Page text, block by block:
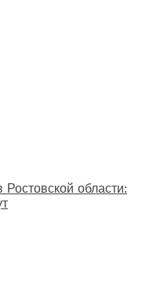
области: